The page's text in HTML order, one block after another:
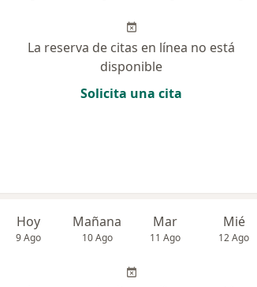
La reserva de citas en línea no está
disponible
Solicita una cita
Hoy
9 Ago
Mañana
10 Ago
Mar
11 Ago
Mié
12 Ago